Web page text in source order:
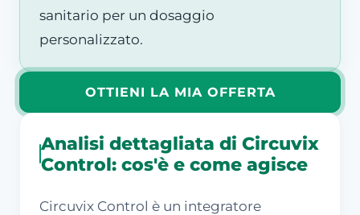
sanitario per un dosaggio
personalizzato.
OTTIENI LA MIA OFFERTA
Analisi dettagliata di Circuvix
Control: cos'è e come agisce
Circuvix Control è un integratore